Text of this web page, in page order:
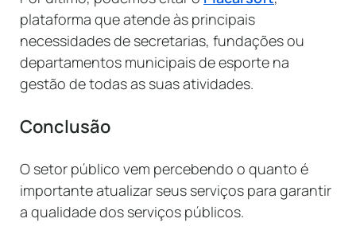
plataforma que atende às principais
necessidades de secretarias, fundações ou
departamentos municipais de esporte na
gestão de todas as suas atividades.
Conclusão
O setor público vem percebendo o quanto é
importante atualizar seus serviços para garantir
a qualidade dos serviços públicos.